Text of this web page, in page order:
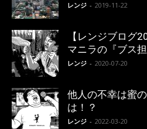
レンジ - 2019-11-22
【レンジブログ
マニラの『ブス担
レンジ - 2020-07-20
他人の不幸は蜜
は！？
レンジ - 2022-03-20